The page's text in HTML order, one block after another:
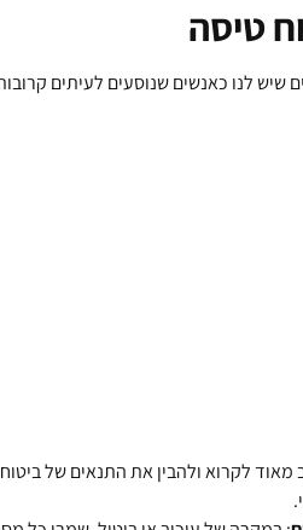
טיסה
שיש לנו כאנשים שנוסעים לעיתים
מאוד לקרוא ולהבין את התנאים של